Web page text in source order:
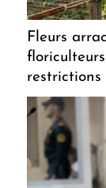
Fleurs
restrictions